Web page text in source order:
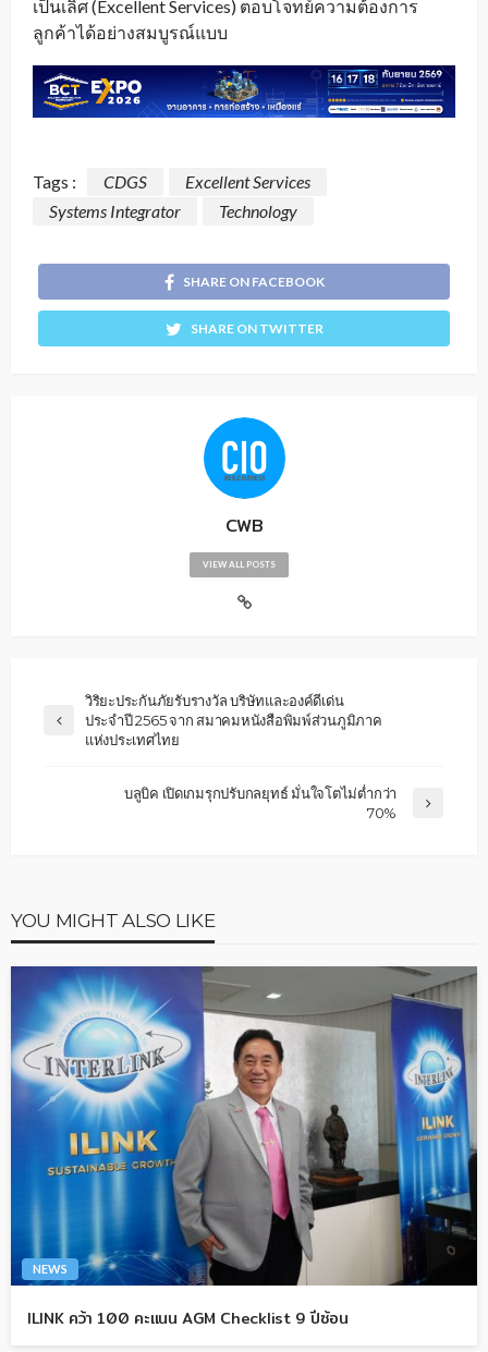
เป็นเลิศ (Excellent Services) ตอบโจทย์ความต้องการ
ลูกค้าได้อย่างสมบูรณ์แบบ
Tags : CDGS
Excellent Services
Systems Integrator
Technology
SHARE ON FACEBOOK
SHARE ON TWITTER
CWB
VIEW ALL POSTS
วิริยะประกันภัยรับรางวัล บริษัทและองค์ดีเด่น
ประจำปี 2565 จาก สมาคมหนังสือพิมพ์ส่วนภูมิภาค
แห่งประเทศไทย
บลูบิค เปิดเกมรุกปรับกลยุทธ์ มั่นใจโตไม่ต่ำกว่า
70%
YOU MIGHT ALSO LIKE
NEWS
ILINK คว้า 100 คะแนน AGM Checklist 9 ปีซ้อน